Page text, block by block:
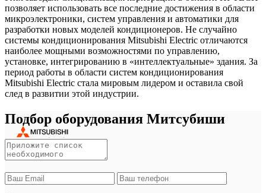
позволяет использовать все последние достижения в области
микроэлектроники, систем управления и автоматики для
разработки новых моделей кондиционеров. Не случайно
системы кондиционирования Mitsubishi Electric отличаются
наиболее мощными возможностями по управлению,
установке, интегрированию в «интеллектуальные» здания. За
период работы в области систем кондиционирования
Mitsubishi Electric стала мировым лидером и оставила свой
след в развитии этой индустрии.
Подбор оборудования Митсубиши